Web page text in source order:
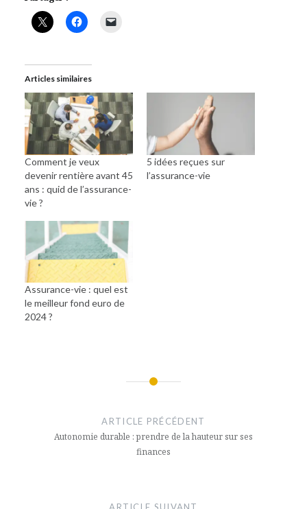
Articles similaires
Comment je veux
devenir rentière avant 45
ans : quid de l’assurance-
vie ?
5 idées reçues sur
l’assurance-vie
Assurance-vie : quel est
le meilleur fond euro de
2024 ?
l’article
ARTICLE PRÉCÉDENT
Autonomie durable : prendre de la hauteur sur ses
finances